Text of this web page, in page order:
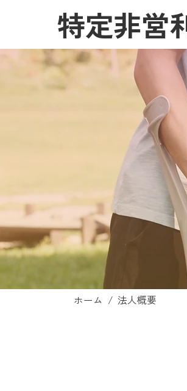
特定非営
ホーム / 法人概要